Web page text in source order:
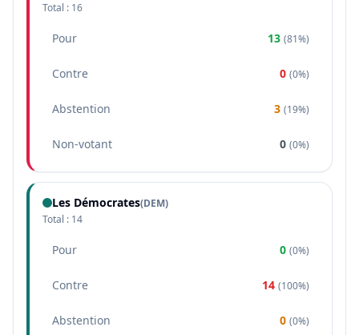
Total : 16
Pour 13 (81%)
Contre 0 (0%)
Abstention 3 (19%)
Non-votant 0 (0%)
Les Démocrates(DEM)
Total : 14
Pour 0 (0%)
Contre 14 (100%)
Abstention 0 (0%)